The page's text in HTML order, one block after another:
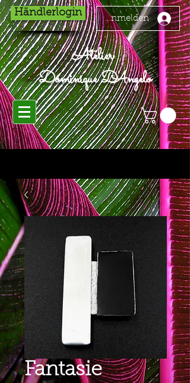
Händlerlogin
Anmelden
Atelier
Dominique D'Angelo
Fantasie